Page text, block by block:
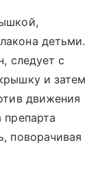
детьми.
следует с
и затем
движения
поворачивая